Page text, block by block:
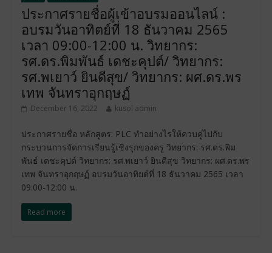
ประกาศรายชื่อผู้เข้าอบรมออนไลน์ :
อบรมวันอาทิตย์ที่ 18 ธันวาคม 2565
เวลา 09:00-12:00 น. วิทยากร:
รศ.ดร.พิมพันธ์ เดชะคุปต์/ วิทยากร:
รศ.พเยาว์ ยินดีสุข/ วิทยากร: ผศ.ดร.พร
เทพ จันทราอุกฤษฏ์
December 16, 2022 kusol admin
ประกาศรายชื่อ หลักสูตร: PLC ทำอย่างไรให้ควบคู่ไปกับ
กระบวนการจัดการเรียนรู้เชิงรุกของครู วิทยากร: รศ.ดร.พิม
พันธ์ เดชะคุปต์ วิทยากร: รศ.พเยาว์ ยินดีสุข วิทยากร: ผศ.ดร.พร
เทพ จันทราอุกฤษฏ์ อบรมวันอาทิยต์ที่ 18 ธันวาคม 2565 เวลา
09:00-12:00 น.
Read more